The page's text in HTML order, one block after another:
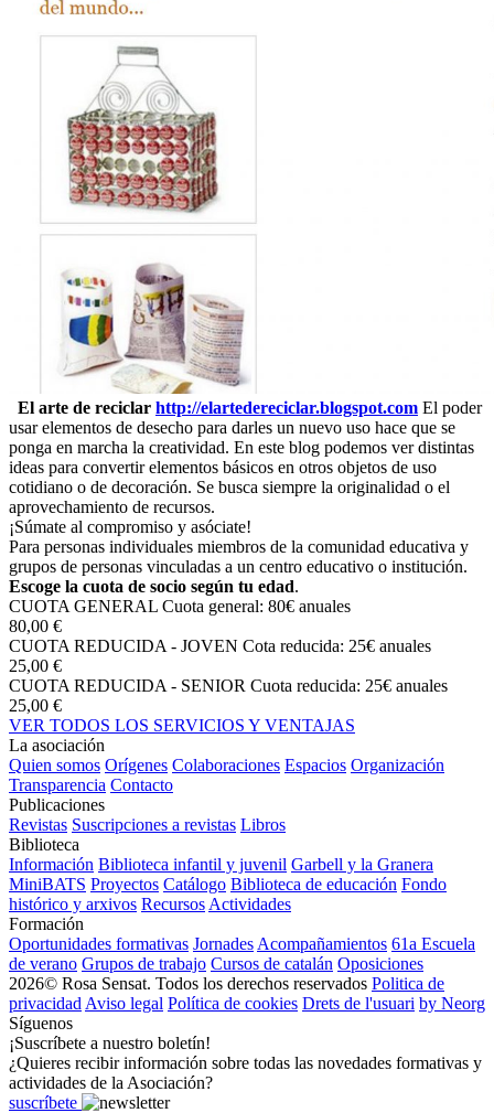
El arte de reciclar http://elartedereciclar.blogspot.com El poder
usar elementos de desecho para darles un nuevo uso hace que se
ponga en marcha la creatividad. En este blog podemos ver distintas
ideas para convertir elementos básicos en otros objetos de uso
cotidiano o de decoración. Se busca siempre la originalidad o el
aprovechamiento de recursos.
¡Súmate al compromiso y asóciate!
Para personas individuales miembros de la comunidad educativa y
grupos de personas vinculadas a un centro educativo o institución.
Escoge la cuota de socio según tu edad.
CUOTA GENERAL Cuota general: 80€ anuales
80,00 €
CUOTA REDUCIDA - JOVEN Cota reducida: 25€ anuales
25,00 €
CUOTA REDUCIDA - SENIOR Cuota reducida: 25€ anuales
25,00 €
VER TODOS LOS SERVICIOS Y VENTAJAS
La asociación
Quien somos Orígenes Colaboraciones Espacios Organización
Transparencia Contacto
Publicaciones
Revistas Suscripciones a revistas Libros
Biblioteca
Información Biblioteca infantil y juvenil Garbell y la Granera
MiniBATS Proyectos Catálogo Biblioteca de educación Fondo
histórico y arxivos Recursos Actividades
Formación
Oportunidades formativas Jornades Acompañamientos 61a Escuela
de verano Grupos de trabajo Cursos de catalán Oposiciones
2026© Rosa Sensat. Todos los derechos reservados Politica de
privacidad Aviso legal Política de cookies Drets de l'usuari by Neorg
Síguenos
¡Suscríbete a nuestro boletín!
¿Quieres recibir información sobre todas las novedades formativas y
actividades de la Asociación?
suscríbete